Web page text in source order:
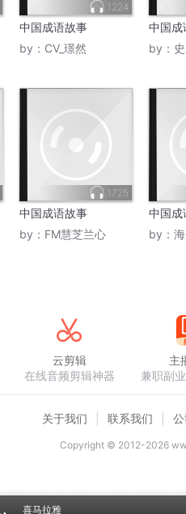
1224
中国成语故事
by： CV_璟然
中国成
by：
1725
中国成语故事
by： FM慧芝兰心
中国成
by：
喜马拉雅
云剪辑
在线音频剪辑神器
主
兼职副
关于我们 联系我们
Copyright © 2012-2026